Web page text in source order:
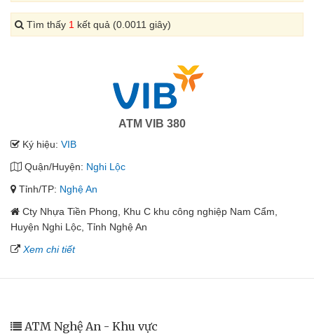
Tìm thấy 1 kết quả (0.0011 giây)
ATM VIB 380
Ký hiệu: VIB
Quận/Huyện: Nghi Lộc
Tỉnh/TP: Nghệ An
Cty Nhựa Tiền Phong, Khu C khu công nghiệp Nam Cẩm,
Huyện Nghi Lộc, Tỉnh Nghệ An
Xem chi tiết
ATM Nghệ An - Khu vực